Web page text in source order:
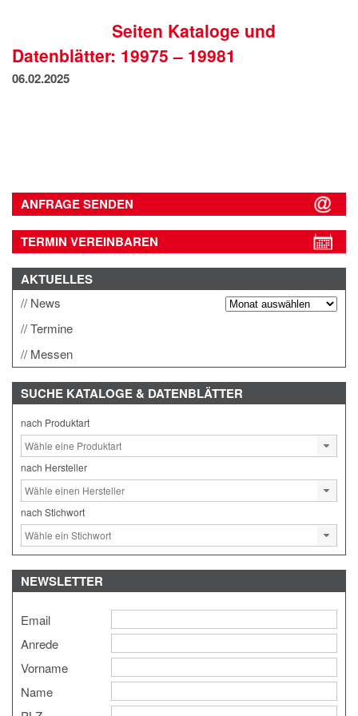
DATENSCHUTZSeiten Kataloge und
Datenblätter: 19975 – 19981
06.02.2025
ANFRAGE SENDEN
TERMIN VEREINBAREN
AKTUELLES
News
Termine
Messen
SUCHE KATALOGE & DATENBLÄTTER
nach Produktart
nach Hersteller
nach Stichwort
NEWSLETTER
Email
Anrede
Vorname
Name